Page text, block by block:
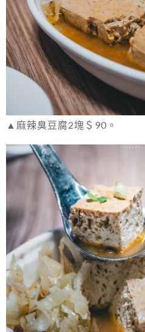
▲麻辣臭豆腐2塊＄90。